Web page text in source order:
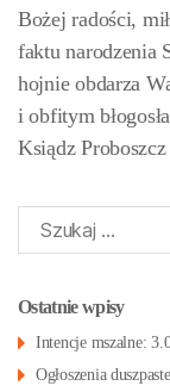
Bożej radości,
faktu narodzenia
hojnie obdarza
i obfitym
Ksiądz
Ostatnie wpisy
Intencje mszalne:
Ogłoszenia